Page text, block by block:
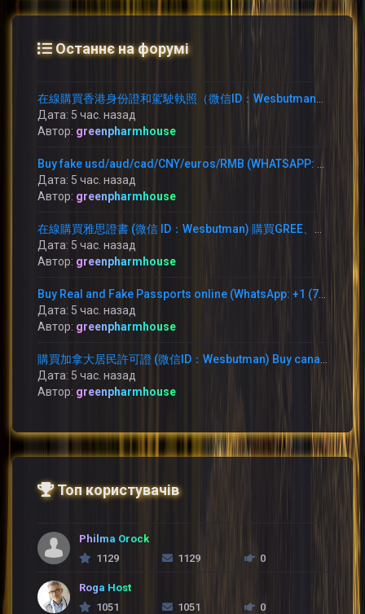
Останнє на форумі
Дата: 5 час. назад
Автор: greenpharmhouse
Дата: 5 час. назад
Автор: greenpharmhouse
Дата: 5 час. назад
Автор: greenpharmhouse
Дата: 5 час. назад
Автор: greenpharmhouse
Дата: 5 час. назад
Автор: greenpharmhouse
Топ користувачів
Philma Orock
1129
1129 0
Roga Host
1051
1051 0